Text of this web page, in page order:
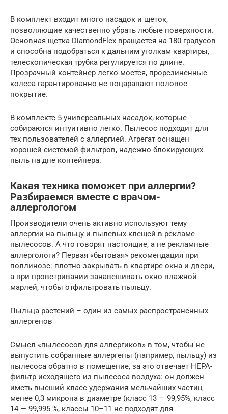
В комплект входит много насадок и щеток,
позволяющие качественно убрать любые поверхности.
Основная щетка DiamondFlex вращается на 180 градусов
и способна подобраться к дальним уголкам квартиры,
телескопическая трубка регулируется по длине.
Прозрачный контейнер легко моется, прорезиненные
колеса гарантированно не поцарапают половое
покрытие.
В комплекте 5 универсальных насадок, которые
собираются интуитивно легко. Пылесос подходит для
тех пользователей с аллергией. Агрегат оснащен
хорошей системой фильтров, надежно блокирующих
пыль на дне контейнера.
Какая техника поможет при аллергии?
Разбираемся вместе с врачом-
аллергологом
Производители очень активно используют тему
аллергии на пыльцу и пылевых клещей в рекламе
пылесосов. А что говорят настоящие, а не рекламные
аллергологи? Первая «бытовая» рекомендация при
поллинозе: плотно закрывать в квартире окна и двери,
а при проветривании занавешивать окно влажной
марлей, чтобы отфильтровать пыльцу.
Пыльца растений – один из самых распространенных
аллергенов
Смысл «пылесосов для аллергиков» в том, чтобы не
выпустить собранные аллергены (например, пыльцу) из
пылесоса обратно в помещение, за это отвечает НЕРА-
фильтр исходящего из пылесоса воздуха: он должен
иметь высший класс удержания мельчайших частиц
менее 0,3 микрона в диаметре (класс 13 — 99,95%, класс
14 — 99,995 %, классы 10–11 не подходят для